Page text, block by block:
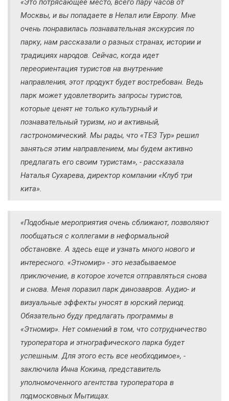
«Это потрясающее место, всего пару часов от
Москвы, и вы попадаете в Непал или Европу. Мне
очень понравилась познавательная экскурсия по
парку, нам рассказали о разных странах, истории и
традициях народов. Сейчас, когда идет
переориентация туристов на внутренние
направления, этот продукт будет востребован. Ведь
парк может удовлетворить запросы туристов,
которые ценят не только культурный и
познавательный туризм, но и активный,
гастрономический. Мы рады, что «ТЕЗ Тур» решил
заняться этим направлением, мы будем активно
предлагать его своим туристам», - рассказала
Наталья Сухарева, директор компании «Клуб три
кита».
«Подобные мероприятия очень сближают, позволяют
пообщаться с коллегами в неформальной
обстановке. А здесь еще и узнать много нового и
интересного. «Этномир» - это незабываемое
приключение, в которое хочется отправляться снова
и снова. Меня поразил парк динозавров. Аудио- и
визуальные эффекты уносят в юрский период.
Обязательно буду предлагать программы в
«Этномир». Нет сомнений в том, что сотрудничество
туроператора и этнографического парка будет
успешным. Для этого есть все необходимое», -
заключила Инна Кокина, представитель
уполномоченного агентства туроператора в
подмосковных Мытищах.